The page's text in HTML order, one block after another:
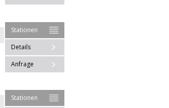
Stationen
Details
Anfrage
Stationen